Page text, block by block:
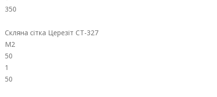
350
Скляна сітка Церезіт СТ-327
М2
50
1
50